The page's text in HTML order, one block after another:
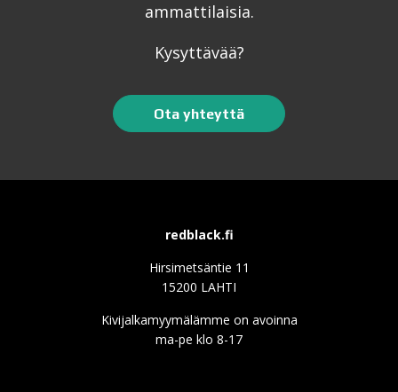
ammattilaisia.
Kysyttävää?
Ota yhteyttä
redblack.fi
Hirsimetsäntie 11
15200 LAHTI
Kivijalkamyymälämme on avoinna
ma-pe klo 8-17